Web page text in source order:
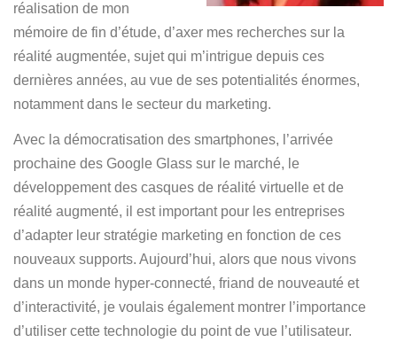
réalisation de mon
mémoire de fin d’étude, d’axer mes recherches sur la
réalité augmentée, sujet qui m’intrigue depuis ces
dernières années, au vue de ses potentialités énormes,
notamment dans le secteur du marketing.
Avec la démocratisation des smartphones, l’arrivée
prochaine des Google Glass sur le marché, le
développement des casques de réalité virtuelle et de
réalité augmenté, il est important pour les entreprises
d’adapter leur stratégie marketing en fonction de ces
nouveaux supports. Aujourd’hui, alors que nous vivons
dans un monde hyper-connecté, friand de nouveauté et
d’interactivité, je voulais également montrer l’importance
d’utiliser cette technologie du point de vue l’utilisateur.